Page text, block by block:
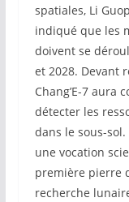
spatiales, Li
indiqué que les
doivent se
et 2028. Devant
Chang’E-7 aura
détecter les
dans le sous-
une vocation
première pierre
recherche